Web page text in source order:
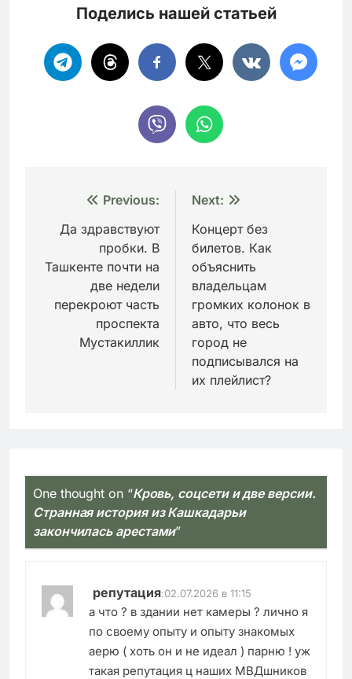
Поделись нашей статьей
Навигация
по
записям
Previous:
Да здравствуют
пробки. В
Ташкенте почти на
две недели
перекроют часть
проспекта
Мустакиллик
Next:
Концерт без
билетов. Как
объяснить
владельцам
громких колонок в
авто, что весь
город не
подписывался на
их плейлист?
One thought on “Кровь, соцсети и две версии.
Странная история из Кашкадарьи
закончилась арестами”
репутация:02.07.2026 в 11:15
а что ? в здании нет камеры ? лично я
по своему опыту и опыту знакомых
аерю ( хоть он и не идеал ) парню ! уж
такая репутация ц наших МВДшников